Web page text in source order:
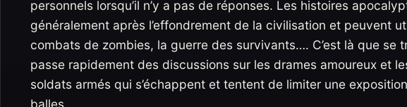
personnels lorsqu’il n’y a pas de réponses. Les histoires
généralement après l’effondrement de la civilisation et peuvent
combats de zombies, la guerre des survivants…. C’est là que se
passe rapidement des discussions sur les drames amoureux et
soldats armés qui s’échappent et tentent de limiter une
balles.